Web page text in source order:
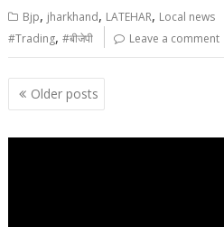
Bjp, jharkhand, LATEHAR, Local news
#Trading,#बीजेपी Leave a comment
Posts
navigation
Older posts